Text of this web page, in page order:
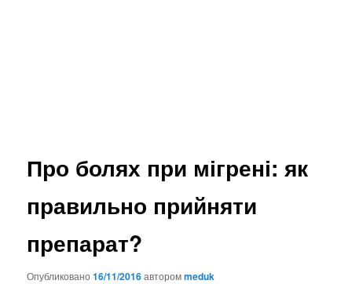
Про болях при мігрені: як
правильно прийняти
препарат?
Опубликовано16/11/2016авторомmeduk